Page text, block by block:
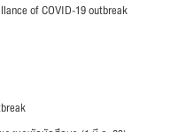
of COVID-19 outbreak